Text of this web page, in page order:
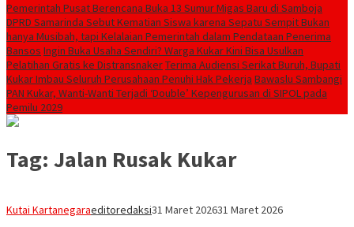
Pemerintah Pusat Berencana Buka 13 Sumur Migas Baru di Samboja
DPRD Samarinda Sebut Kematian Siswa karena Sepatu Sempit Bukan
hanya Musibah, tapi Kelalaian Pemerintah dalam Pendataan Penerima
Bansos Ingin Buka Usaha Sendiri? Warga Kukar Kini Bisa Usulkan
Pelatihan Gratis ke DistransnakerTerima Audiensi Serikat Buruh, Bupati
Kukar Imbau Seluruh Perusahaan Penuhi Hak Pekerja Bawaslu Sambangi
PAN Kukar, Wanti-Wanti Terjadi ‘Double’ Kepengurusan di SIPOL pada
Pemilu 2029
Tag: Jalan Rusak Kukar
Kutai Kartanegaraeditoredaksi31 Maret 202631 Maret 2026